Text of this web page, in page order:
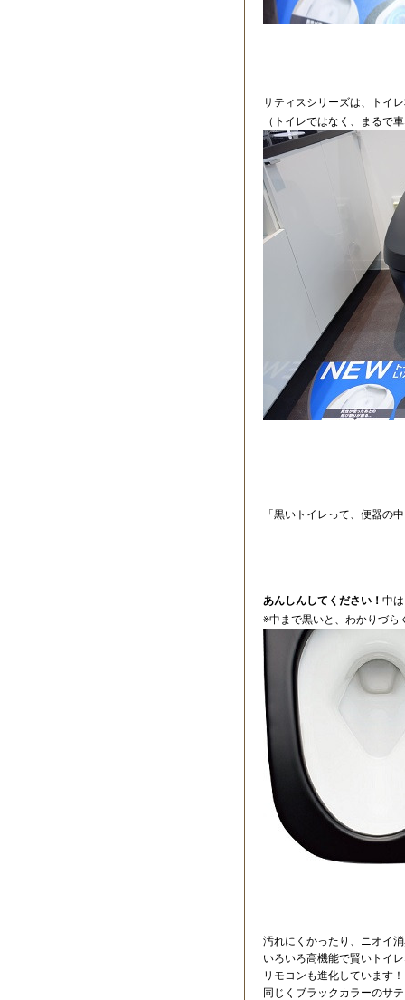
サティスシリーズは、トイ
（トイレではなく、まるで
「黒いトイレって、便器の
あんしんしてください！ 中
※中まで黒いと、わかりづら
汚れにくかったり、ニオイ
いろいろ高機能で賢いトイ
リモコンも進化しています！
同じくブラックカラーのサ